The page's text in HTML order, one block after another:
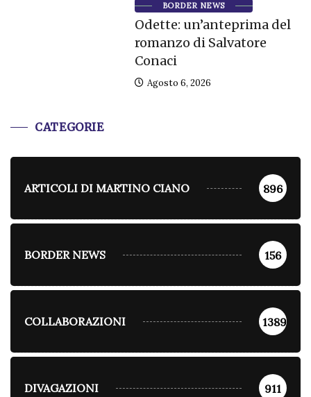
BORDER NEWS
Odette: un’anteprima del
romanzo di Salvatore
Conaci
Agosto 6, 2026
CATEGORIE
ARTICOLI DI MARTINO CIANO 896
BORDER NEWS 156
COLLABORAZIONI 1389
DIVAGAZIONI 911